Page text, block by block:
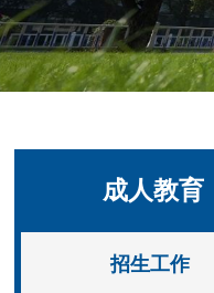
成人教育
招生工作